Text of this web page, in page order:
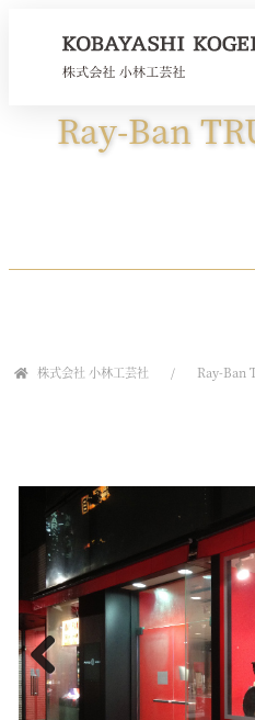
Ray-Ban
株式会社 小林工芸社 Ray-Ban
Previous